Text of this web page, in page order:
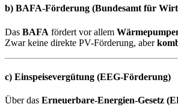
b) BAFA-Förderung (Bundesamt für
Das BAFA fördert vor allem
Zwar keine direkte PV-Förderung, aber
c) Einspeisevergütung (EEG-Förderung)
Über das Erneuerbare-Energien-Gesetz